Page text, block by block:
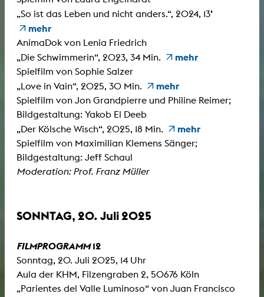
„So ist das Leben und nicht anders.“, 2024, 13'
mehr
AnimaDok von Lenia Friedrich
„Die Schwimmerin“, 2023, 34 Min.
mehr
Spielfilm von Sophie Salzer
„Love in Vain“, 2025, 30 Min.
mehr
Spielfilm von Jon Grandpierre und Philine Reimer;
Bildgestaltung: Yakob El Deeb
„Der Kölsche Wisch“, 2025, 18 Min.
mehr
Spielfilm von Maximilian Klemens Sänger;
Bildgestaltung: Jeff Schaul
Moderation: Prof. Franz Müller
SONNTAG, 20. Juli 2025
FILMPROGRAMM12
Sonntag, 20. Juli 2025, 14 Uhr
Aula der KHM, Filzengraben 2, 50676 Köln
„Parientes del Valle Luminoso“ von Juan Francisco